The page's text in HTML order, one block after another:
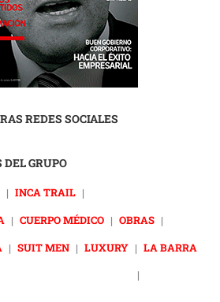
REDES SOCIALES
GRUPO
| INCA TRAIL |
| CUERPO MÉDICO | OBRAS |
| SUIT MEN | LUXURY | LA BARRA
|